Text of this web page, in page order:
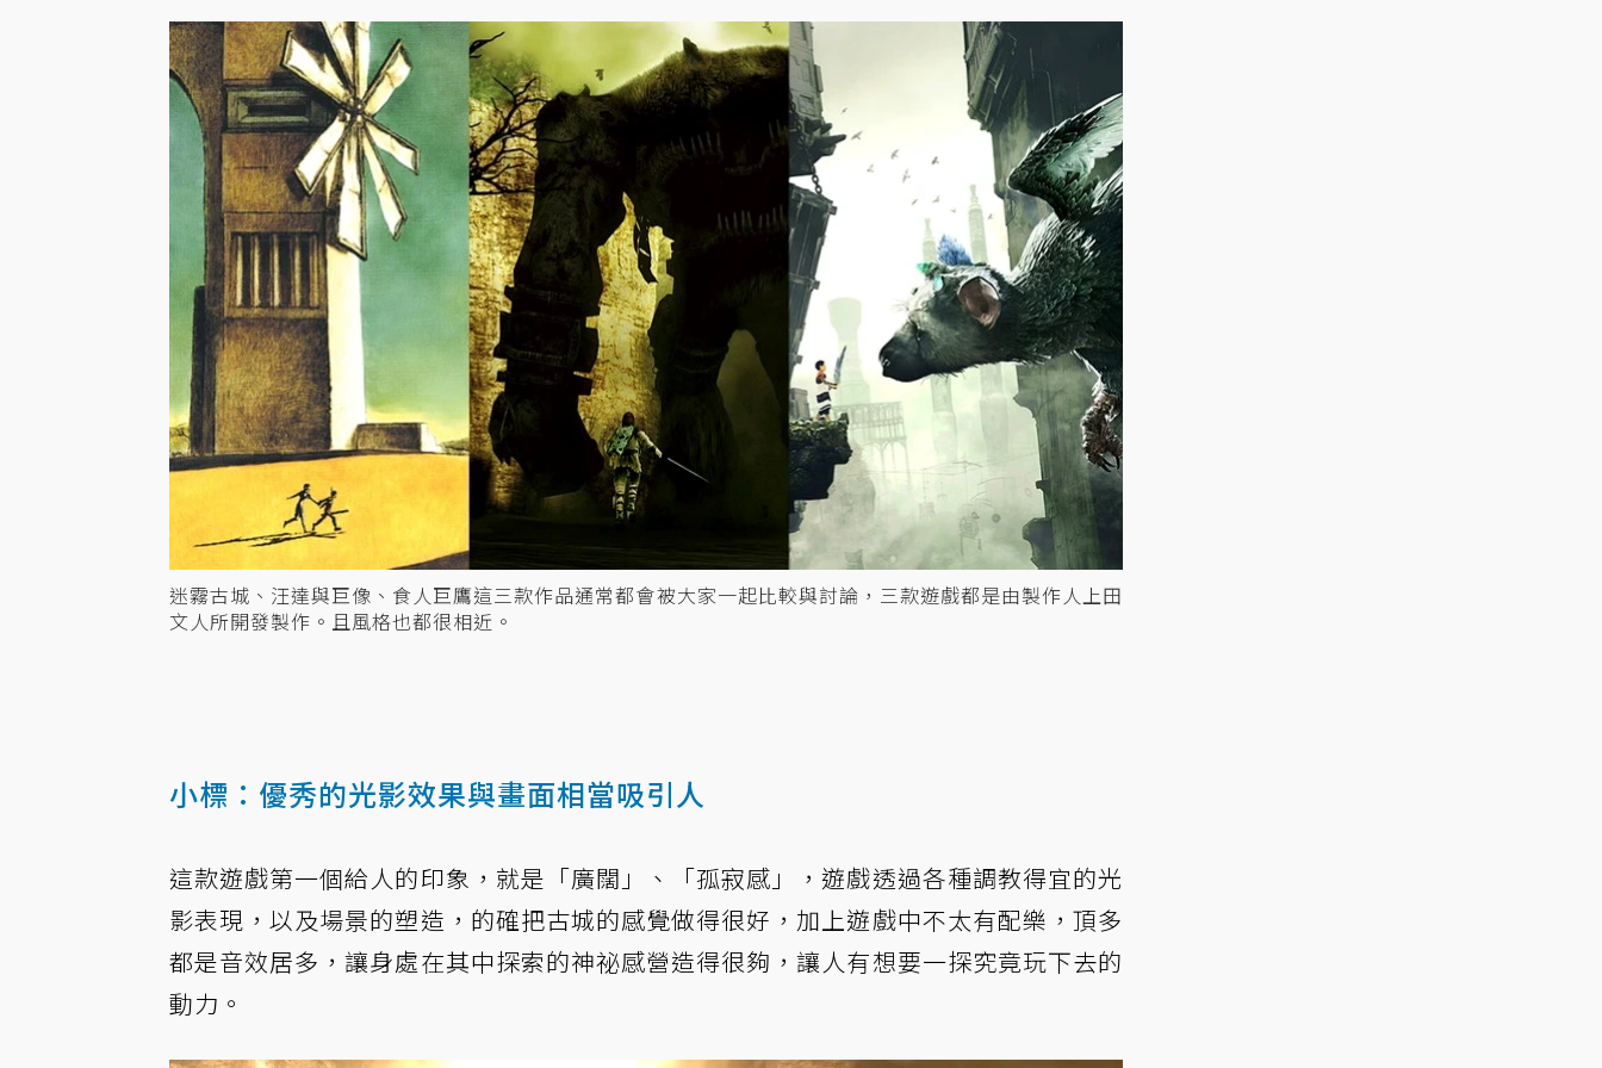
迷霧古城、汪達與巨像、食人巨鷹這三款作品通常都會被大家一起比較與討論，三款遊戲都是由製作人上田
文人所開發製作。且風格也都很相近。
小標：優秀的光影效果與畫面相當吸引人
這款遊戲第一個給人的印象，就是「廣闊」、「孤寂感」，遊戲透過各種調教得宜的光
影表現，以及場景的塑造，的確把古城的感覺做得很好，加上遊戲中不太有配樂，頂多
都是音效居多，讓身處在其中探索的神祕感營造得很夠，讓人有想要一探究竟玩下去的
動力。